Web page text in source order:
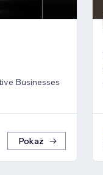
Businesses
Pokaż